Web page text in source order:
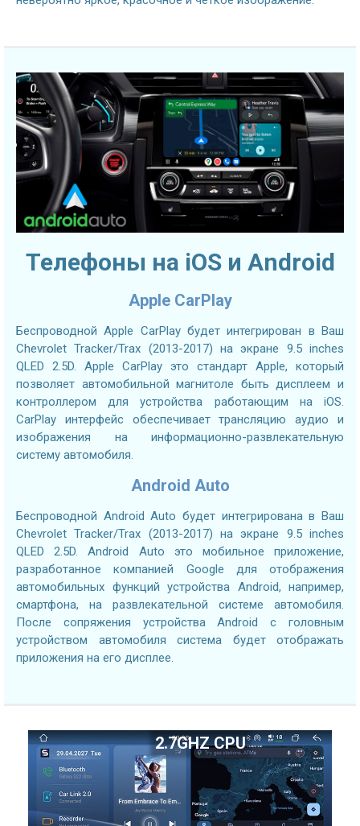
Телефоны на iOS и Android
Apple CarPlay
Беспроводной Apple CarPlay будет интегрирован в Ваш
Chevrolet Tracker/Trax (2013-2017) на экране 9.5 inches
QLED 2.5D. Apple CarPlay это стандарт Apple, который
позволяет автомобильной магнитоле быть дисплеем и
контроллером для устройства работающим на iOS.
CarPlay интерфейс обеспечивает трансляцию аудио и
изображения на информационно-развлекательную
систему автомобиля.
Android Auto
Беспроводной Android Auto будет интегрирована в Ваш
Chevrolet Tracker/Trax (2013-2017) на экране 9.5 inches
QLED 2.5D. Android Auto это мобильное приложение,
разработанное компанией Google для отображения
автомобильных функций устройства Android, например,
смартфона, на развлекательной системе автомобиля.
После сопряжения устройства Android с головным
устройством автомобиля система будет отображать
приложения на его дисплее.
2.7GHZ CPU